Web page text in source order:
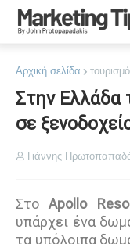
Αρχική σελίδα
Στην Ελλάδα
σε
Γιάννης
ΣτοApollo
υπάρχει ένα
τα υπόλοιπα